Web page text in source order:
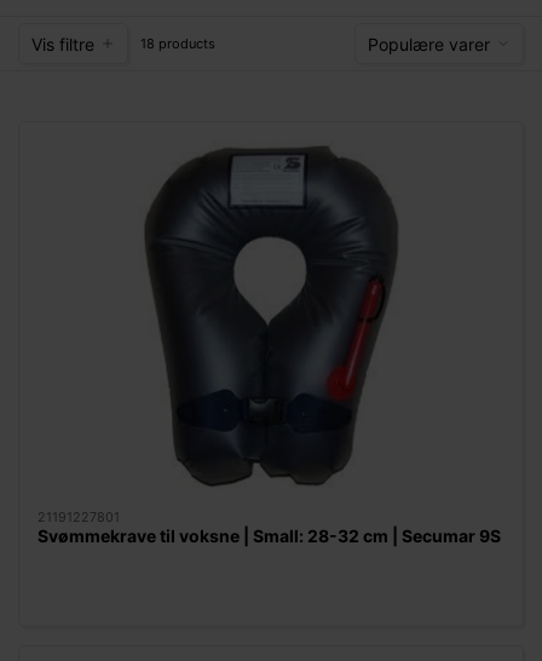
Vis filtre 18 products Populære varer
21191227801
Svømmekrave til voksne | Small: 28-32 cm | Secumar 9S